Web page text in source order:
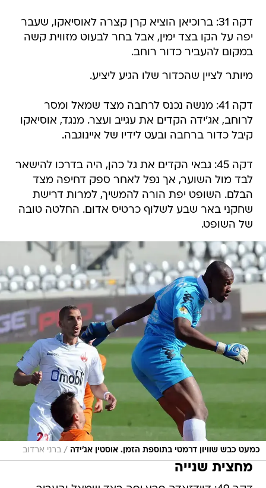
דקה 31: ברוכיאן הוציא קרן קצרה לאוסיאקו, שעבר
יפה על הקו בצד ימין, אבל בחר לבעוט מזווית קשה
במקום להעביר כדור רוחב.
מיותר לציין שהכדור שלו הגיע ליציע.
דקה 41: מנשה נכנס לרחבה מצד שמאל ומסר
לרוחב, אג'ידה הקדים את עגייב ועצר. מנגד, אוסיאקו
קיבל כדור ברחבה ובעט לידיו של איינוגבה.
דקה 45: גבאי הקדים את גל כהן, היה בדרכו להישאר
לבד מול השוער, אך נפל לאחר ספק דחיפה מצד
הבלם. השופט יפת הורה להמשיך, למרות דרישת
שחקני באר שבע לשלוף כרטיס אדום. החלטה טובה
של השופט.
כמעט כבש שוויון דרמטי בתוספת הזמן. אוסטין אג'ידה / ברני ארדוב
מחצית שנייה